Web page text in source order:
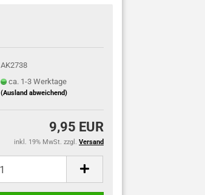
AK2738
ca. 1-3 Werktage
(Ausland abweichend)
9,95 EUR
inkl. 19% MwSt. zzgl. Versand